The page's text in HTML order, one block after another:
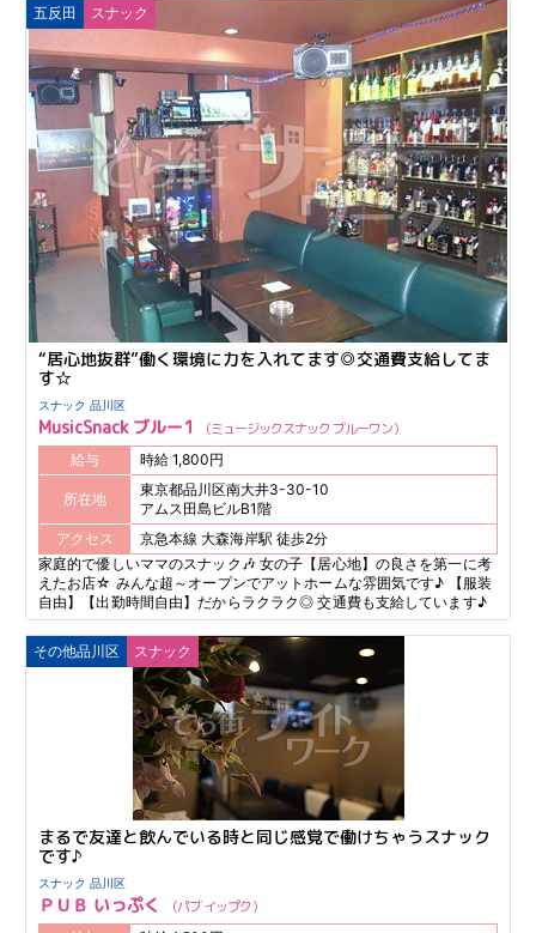
五反田 スナック
“居心地抜群”働く環境に力を入れてます◎交通費支給してま
す☆
スナック 品川区
MusicSnack ブルー1 ミュージックスナック ブルーワン
給与 時給 1,800円
所在地
東京都品川区南大井3-30-10
アムス田島ビルB1階
アクセス
京急本線 大森海岸駅 徒歩2分
家庭的で優しいママのスナック🎶 女の子【居心地】の良さを第一に考
えたお店☆ みんな超～オープンでアットホームな雰囲気です♪ 【服装
自由】【出勤時間自由】だからラクラク◎ 交通費も支給しています♪
その他品川区 スナック
まるで友達と飲んでいる時と同じ感覚で働けちゃうスナック
です♪
スナック 品川区
ＰＵＢ いっぷく パブ イップク